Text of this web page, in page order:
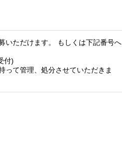
いただけます。 もしくは下記番号へ
付)
って管理、処分させていただきま